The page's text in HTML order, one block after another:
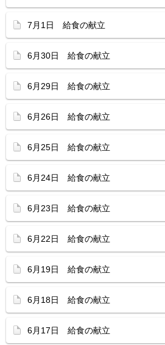
7月1日 給食の献立
6月30日 給食の献立
6月29日 給食の献立
6月26日 給食の献立
6月25日 給食の献立
6月24日 給食の献立
6月23日 給食の献立
6月22日 給食の献立
6月19日 給食の献立
6月18日 給食の献立
6月17日 給食の献立